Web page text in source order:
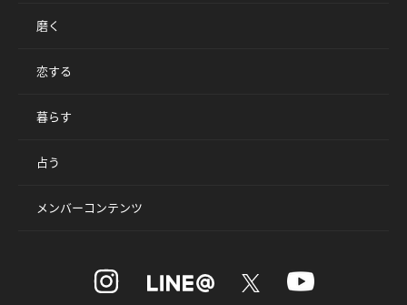
磨く
恋する
暮らす
占う
メンバーコンテンツ